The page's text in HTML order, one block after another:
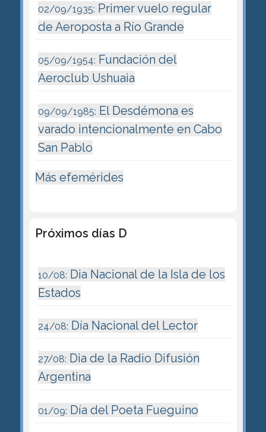
02/09/1935: Primer vuelo regular
de Aeroposta a Río Grande
05/09/1954: Fundación del
Aeroclub Ushuaia
09/09/1985: El Desdémona es
varado intencionalmente en Cabo
San Pablo
Más efemérides
Próximos días D
10/08: Dia Nacional de la Isla de los
Estados
24/08: Día Nacional del Lector
27/08: Dia de la Radio Difusión
Argentina
01/09: Día del Poeta Fueguino